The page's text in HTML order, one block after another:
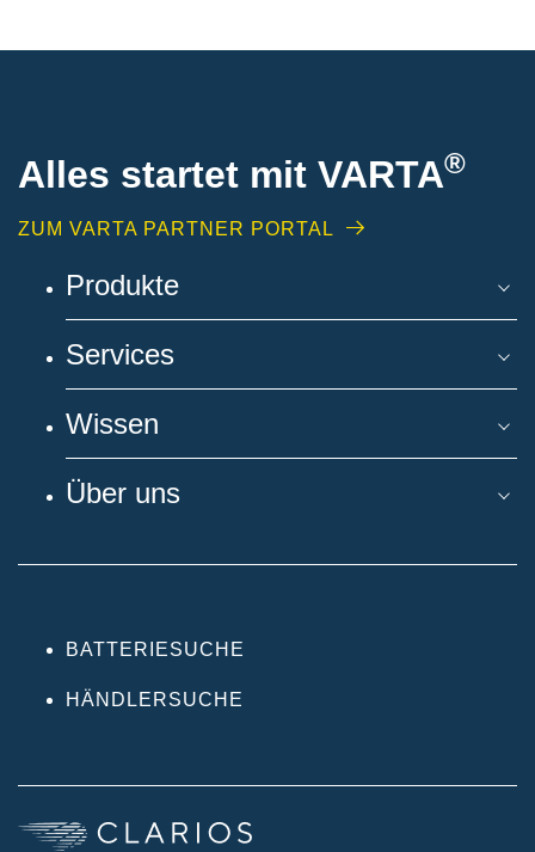
Alles startet mit VARTA®
ZUM VARTA PARTNER PORTAL
Produkte
Services
Wissen
Über uns
BATTERIESUCHE
HÄNDLERSUCHE